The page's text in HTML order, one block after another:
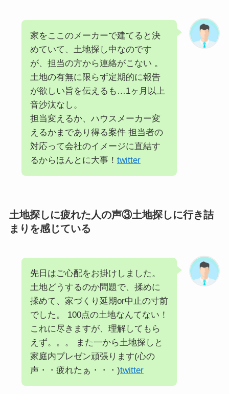
家をここのメーカーで建てると決
めていて、土地探し中なのです
が、担当の方から連絡がこない 。
土地の有無に限らず定期的に報告
が欲しい旨を伝えるも…1ヶ月以上
音沙汰なし。
担当変えるか、ハウスメーカー変
えるかまであり得る案件 担当者の
対応って会社のイメージに直結す
るからほんとに大事！ twitter
土地探しに疲れた人の声③土地探しに行き詰
まりを感じている
先日はご心配をお掛けしました。
土地どうするのか問題で、揉めに
揉めて、家づくり延期or中止の寸前
でした。 100点の土地なんてない！
これに尽きますが、理解してもら
えず。。。 また一から土地探しと
家庭内プレゼン頑張ります(心の
声・・疲れたぁ・・・)twitter